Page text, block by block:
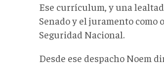
Ese currículum, y una
Senado y el juramento como
Seguridad Nacional.
Desde ese despacho Noem